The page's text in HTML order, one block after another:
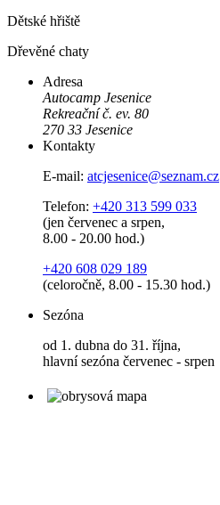
Dětské hřiště
Dřevěné chaty
Adresa
Autocamp Jesenice
Rekreační č. ev. 80
270 33 Jesenice
Kontakty
E-mail: atcjesenice@seznam.cz
Telefon: +420 313 599 033
(jen červenec a srpen,
8.00 - 20.00 hod.)
+420 608 029 189
(celoročně, 8.00 - 15.30 hod.)
Sezóna
od 1. dubna do 31. října,
hlavní sezóna červenec - srpen